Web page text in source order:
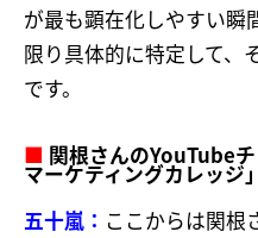
が最も顕在化しやすい瞬
限り具体的に特定して、
です。
■ 関根さんのYouTube
マーケティングカレッジ
五十嵐： ここからは関根